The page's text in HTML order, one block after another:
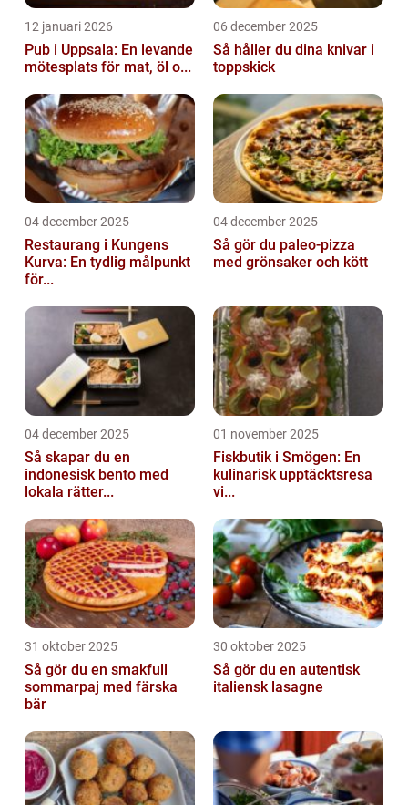
12 januari 2026
Pub i Uppsala: En levande
mötesplats för mat, öl o...
06 december 2025
Så håller du dina knivar i
toppskick
04 december 2025
Restaurang i Kungens
Kurva: En tydlig målpunkt
för...
04 december 2025
Så gör du paleo-pizza
med grönsaker och kött
04 december 2025
Så skapar du en
indonesisk bento med
lokala rätter...
01 november 2025
Fiskbutik i Smögen: En
kulinarisk upptäcktsresa
vi...
31 oktober 2025
Så gör du en smakfull
sommarpaj med färska
bär
30 oktober 2025
Så gör du en autentisk
italiensk lasagne